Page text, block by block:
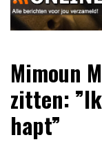
Online
verzameld
Mimoun
zitten:
hapt”